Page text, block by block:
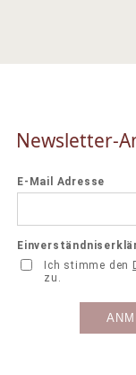
Newsletter-